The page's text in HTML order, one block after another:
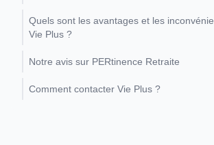
Quels sont les avantages et les
Vie Plus ?
Notre avis sur PERtinence Retraite
Comment contacter Vie Plus ?